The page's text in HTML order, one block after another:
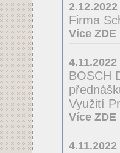
2.12.2022
Firma
Více ZDE
4.11.2022
BOSCH
Využití
Více ZDE
4.11.2022